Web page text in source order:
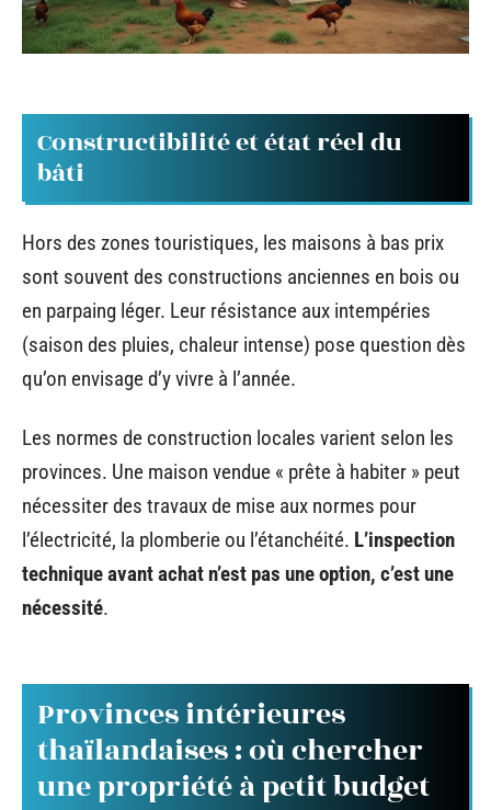
Constructibilité et état réel du
bâti
Hors des zones touristiques, les maisons à bas prix
sont souvent des constructions anciennes en bois ou
en parpaing léger. Leur résistance aux intempéries
(saison des pluies, chaleur intense) pose question dès
qu’on envisage d’y vivre à l’année.
Les normes de construction locales varient selon les
provinces. Une maison vendue « prête à habiter » peut
nécessiter des travaux de mise aux normes pour
l’électricité, la plomberie ou l’étanchéité. L’inspection
technique avant achat n’est pas une option, c’est une
nécessité.
Provinces intérieures
thaïlandaises : où chercher
une propriété à petit budget